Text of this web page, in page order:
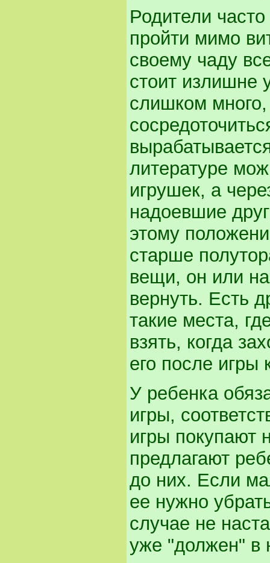
Родители
пройти мимо
своему чаду
стоит излишне
слишком
литературе
игрушек, а
надоевшие
этому
старше
вещи, он или
вернуть. Есть
такие места,
взять, когда
его после
У ребенка
игры,
игры покупают
предлагают
до них. Если
ее нужно
случае не
уже "должен" в